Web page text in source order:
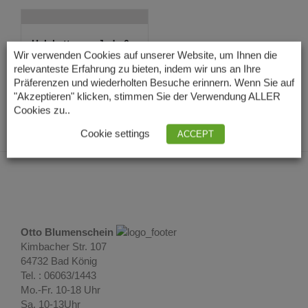
Halskette aus Jade 6
mm
19,00€ Lieferzeit: 3 – 5
Tage
Otto Blumenschein
Kimbacher Str. 107
64732 Bad König
Tel. : 06063/1443
Mo.-Fr. 10-18 Uhr
Sa. 10-13Uhr
Wir verwenden Cookies auf unserer Website, um Ihnen die
relevanteste Erfahrung zu bieten, indem wir uns an Ihre
Präferenzen und wiederholten Besuche erinnern. Wenn Sie auf
"Akzeptieren" klicken, stimmen Sie der Verwendung ALLER
Cookies zu..
Cookie settings ACCEPT